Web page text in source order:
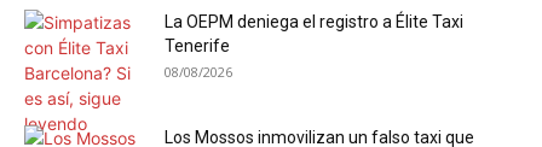
La OEPM deniega el registro a Élite Taxi
Tenerife
08/08/2026
Los Mossos inmovilizan un falso taxi que